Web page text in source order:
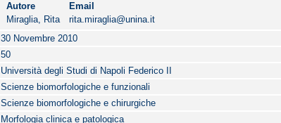
Autore
Email
Miraglia, Rita
rita.miraglia@unina.it
30 Novembre 2010
50
Università degli Studi di Napoli Federico II
Scienze biomorfologiche e funzionali
Scienze biomorfologiche e chirurgiche
Morfologia clinica e patologica